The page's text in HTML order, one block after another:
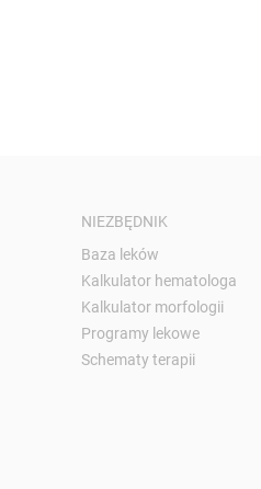
NIEZBĘDNIK
Baza leków
Kalkulator hematologa
Kalkulator morfologii
Programy lekowe
Schematy terapii